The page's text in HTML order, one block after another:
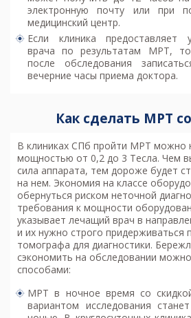
электронную почту или при
медицинский центр.
Если клиника предоставляет
врача по результатам МРТ,
после обследования
вечерние часы приема доктора.
Как сделать МРТ
В клиниках СПб пройти МРТ можно
мощностью от 0,2 до 3 Тесла. Чем
сила аппарата, тем дороже будет
на нем. Экономия на классе
обернуться риском неточной
требования к мощности
указывает лечащий врач в
и их нужно строго придерживаться
томографа для диагностики.
сэкономить на обследовании
способами:
МРТ в ночное время со
вариантом исследования